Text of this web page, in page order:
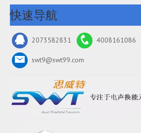
快速导航
2073582831 4008161086
swt9@swt99.com